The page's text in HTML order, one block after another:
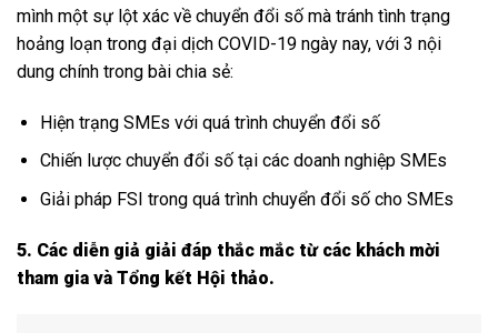
mình một sự lột xác về chuyển đổi số mà tránh tình trạng
hoảng loạn trong đại dịch COVID-19 ngày nay, với 3 nội
dung chính trong bài chia sẻ:
Hiện trạng SMEs với quá trình chuyển đổi số
Chiến lược chuyển đổi số tại các doanh nghiệp SMEs
Giải pháp FSI trong quá trình chuyển đổi số cho SMEs
5. Các diễn giả giải đáp thắc mắc từ các khách mời
tham gia và Tổng kết Hội thảo.